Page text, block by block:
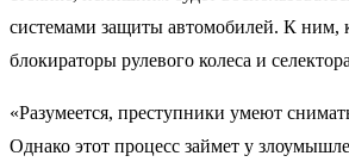
системами защиты автомобилей. К ним,
блокираторы рулевого колеса и
«Разумеется, преступники умеют
Однако этот процесс займет у